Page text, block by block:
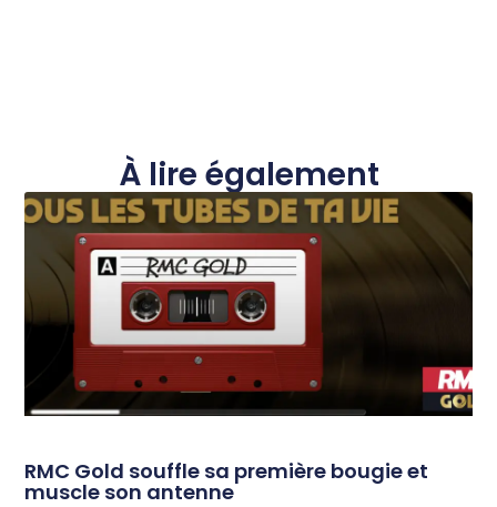
À lire également
RMC Gold souffle sa première bougie et
muscle son antenne